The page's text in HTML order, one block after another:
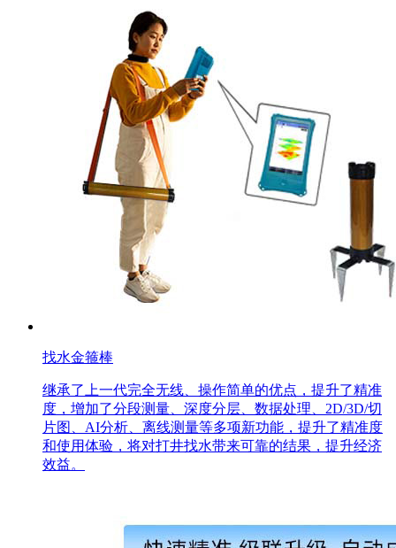
找水金箍棒
继承了上一代完全无线、操作简单的优点，提升了精准
度，增加了分段测量、深度分层、数据处理、2D/3D/切
片图、AI分析、离线测量等多项新功能，提升了精准度
和使用体验，将对打井找水带来可靠的结果，提升经济
效益。